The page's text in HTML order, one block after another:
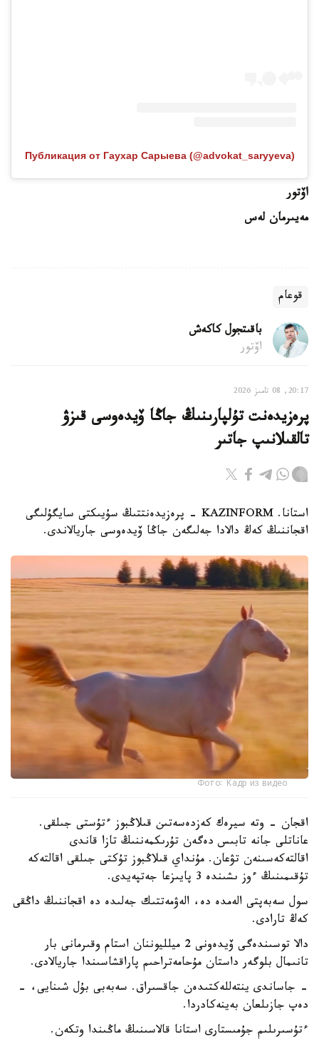
Публикация от Гаухар Сарыева (@advokat_saryyeva)
اۆتور
مەيىرمان لەس
قوعام
باقىتجول كاكەش
اۆتور
20:17, 08 تامىز 2026
پرەزيدەنت تۇلپارىنىڭ جاڭا ۆيدەوسى قىزۋ
تالقىلانىپ جاتىر
استانا. KAZINFORM - پرەزيدەنتتىڭ سۇيىكتى سايگۇلىگى
اقجاننىڭ كەڭ دالادا جەلىگەن جاڭا ۆيدەوسى جاريالاندى.
Фото: Кадр из видео
اقجان - وتە سيرەك كەزدەسەتىن قىلاڭبوز ءتۇستى جىلقى.
عاناتلى جانە تابىس دەگەن تۇرىكمەننىڭ تازا قاندى
اقالتەكەسىنەن تۋعان. مۇنداي قىلاڭبوز تۇكتى جىلقى اقالتەكە
تۇقىمىنىڭ ءوز ىشىندە 3 پايىزعا جەتپەيدى.
سول سەبەپتى الەمدە دە، الەۋمەتتىك جەلىدە دە اقجاننىڭ داڭقى
كەڭ تارادى.
دالا توسىندەگى ۆيدەونى 2 ميلليوننان استام وقىرمانى بار
تانىمال بلوگەر داستان مۇحامەتراحىم پاراقشاسىندا جاريالادى.
- جاساندى ينتەللەكتىدەن جاقسىراق. سەبەبى بۇل شىنايى، -
دەپ جازىلعان بەينەكادردا.
ءتۇسىرىلىم جۇمىستارى استانا قالاسىنىڭ ماڭىندا وتكەن.